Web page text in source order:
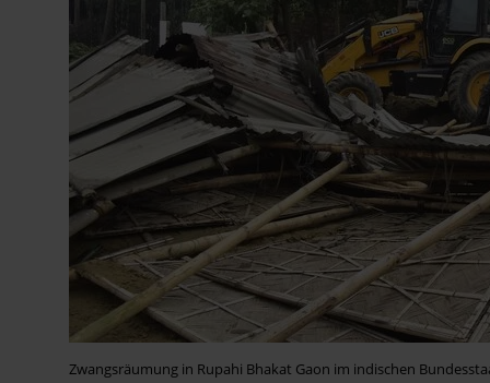
Zwangsräumung in Rupahi Bhakat Gaon im indischen